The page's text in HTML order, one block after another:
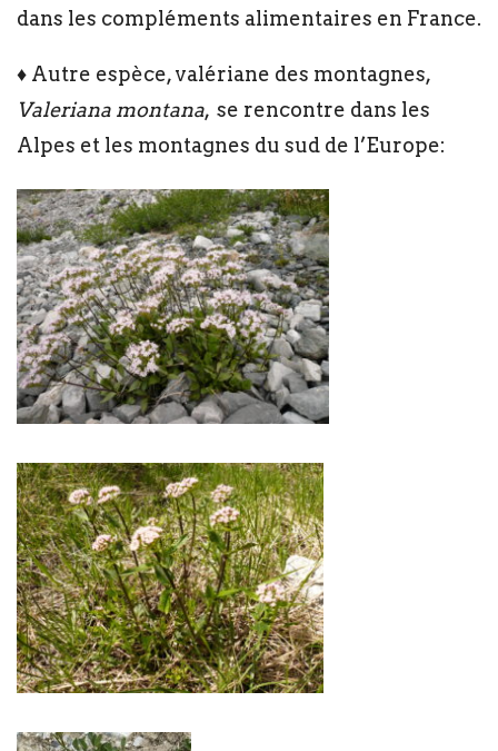
dans les compléments alimentaires en France.
♦ Autre espèce, valériane des montagnes,
Valeriana montana, se rencontre dans les
Alpes et les montagnes du sud de l’Europe: